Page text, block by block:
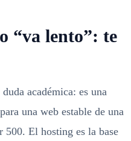
“va lento”: te
académica: es una
una web estable de una
El hosting es la base